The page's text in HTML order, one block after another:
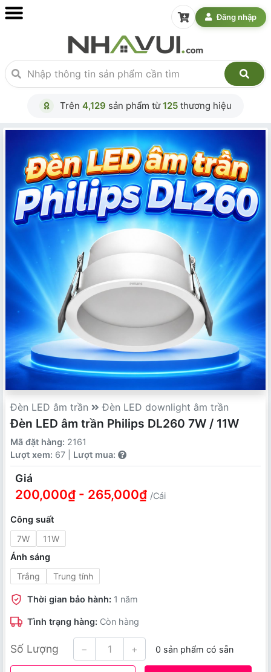
Đăng nhập
Trên 4,129 sản phẩm từ125 thương hiệu
Đèn LED âm trần Đèn LED downlight âm trần
Đèn LED âm trần Philips DL260 7W / 11W
Mã đặt hàng: 2161
Lượt xem: 67 | Lượt mua:
Giá
200,000₫ - 265,000₫ /Cái
Công suất
7W
11W
Ánh sáng
Trắng
Trung tính
Thời gian bảo hành: 1 năm
Tình trạng hàng: Còn hàng
Số Lượng − + 0 sản phẩm có sẵn